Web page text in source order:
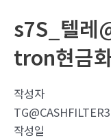
s7S_텔레
tron현금
작성자
작성일